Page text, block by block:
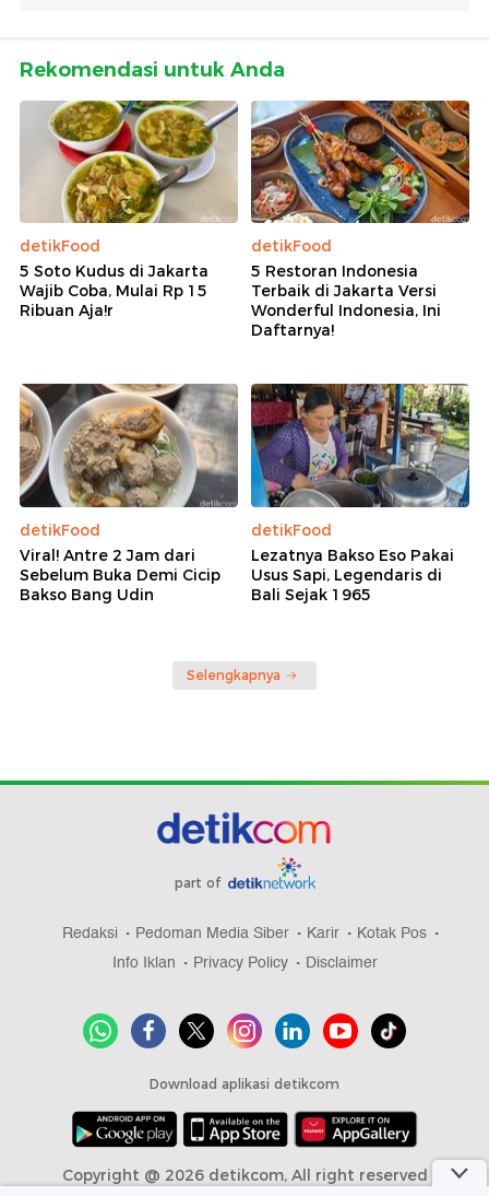
Rekomendasi untuk Anda
detikFood
5 Soto Kudus di Jakarta
Wajib Coba, Mulai Rp 15
Ribuan Aja!r
detikFood
5 Restoran Indonesia
Terbaik di Jakarta Versi
Wonderful Indonesia, Ini
Daftarnya!
detikFood
Viral! Antre 2 Jam dari
Sebelum Buka Demi Cicip
Bakso Bang Udin
detikFood
Lezatnya Bakso Eso Pakai
Usus Sapi, Legendaris di
Bali Sejak 1965
Selengkapnya
part of
Redaksi Pedoman Media Siber Karir
Kotak Pos
Info Iklan
Privacy Policy Disclaimer
Download aplikasi detikcom
Copyright @ 2026 detikcom, All right reserved